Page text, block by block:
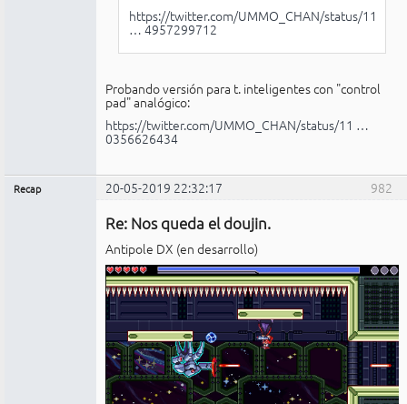
https://twitter.com/UMMO_CHAN/status/11
… 4957299712
Probando versión para t. inteligentes con "control
pad" analógico:
https://twitter.com/UMMO_CHAN/status/11 …
0356626434
982
Recap 20-05-2019 22:32:17
Re: Nos queda el doujin.
Antipole DX (en desarrollo)